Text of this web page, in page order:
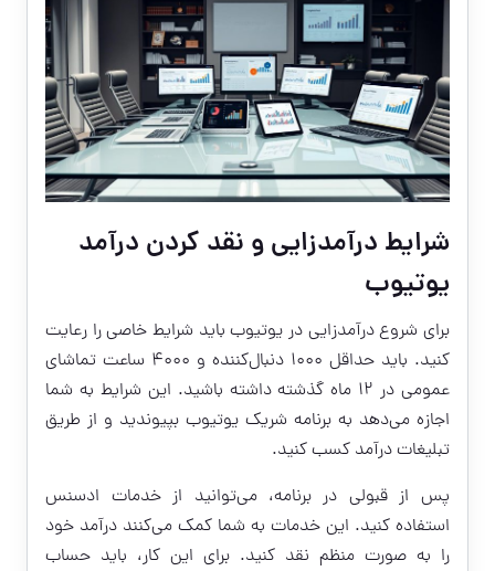
شرایط درآمدزایی و نقد کردن درآمد
یوتیوب
برای شروع درآمدزایی در یوتیوب باید شرایط خاصی را رعایت
کنید. باید حداقل ۱۰۰۰ دنبال‌کننده و ۴۰۰۰ ساعت تماشای
عمومی در ۱۲ ماه گذشته داشته باشید. این شرایط به شما
اجازه می‌دهد به برنامه شریک یوتیوب بپیوندید و از طریق
تبلیغات درآمد کسب کنید.
پس از قبولی در برنامه، می‌توانید از خدمات ادسنس
استفاده کنید. این خدمات به شما کمک می‌کنند درآمد خود
را به صورت منظم نقد کنید. برای این کار، باید حساب